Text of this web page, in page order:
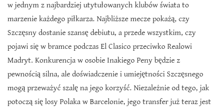
w jednym z najbardziej utytułowanych klubów świata to
marzenie każdego piłkarza. Najbliższe mecze pokażą, czy
Szczęsny dostanie szansę debiutu, a przede wszystkim, czy
pojawi się w bramce podczas El Clasico przeciwko Realowi
Madryt. Konkurencja w osobie Inakiego Peny będzie z
pewnością silna, ale doświadczenie i umiejętności Szczęsnego
mogą przeważyć szalę na jego korzyść. Niezależnie od tego, jak
potoczą się losy Polaka w Barcelonie, jego transfer już teraz jest